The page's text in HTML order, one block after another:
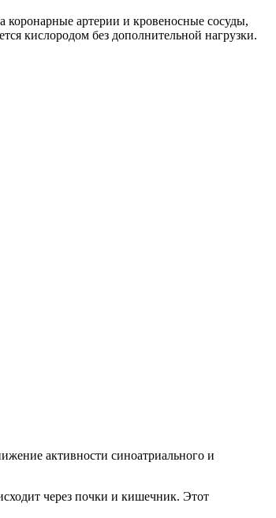
коронарные артерии и кровеносные сосуды,
кислородом без дополнительной нагрузки.
активности синоатриального и
через почки и кишечник. Этот